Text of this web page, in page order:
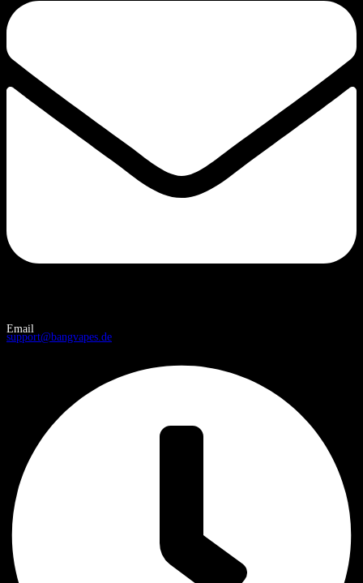
Email
support@bangvapes.de